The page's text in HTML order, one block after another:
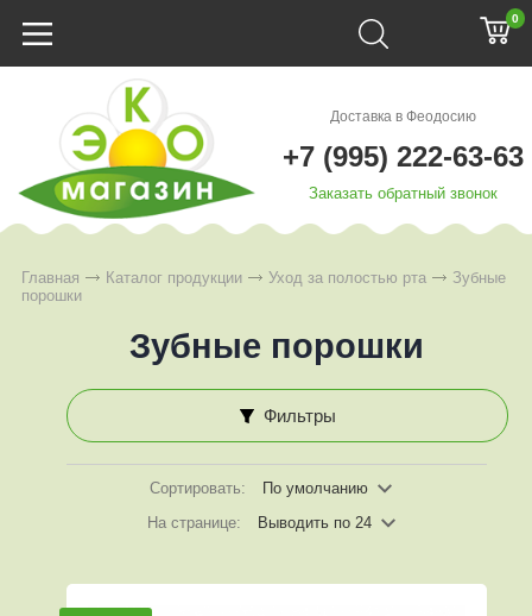
0
Доставка в Феодосию
+7 (995) 222-63-63
Заказать обратный звонок
Главная Каталог продукции Уход за полостью рта
Зубные
порошки
Зубные порошки
Фильтры
Сортировать:
По умолчанию
На странице:
Выводить по 24